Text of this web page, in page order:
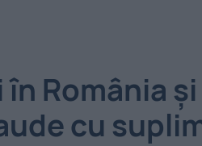
România
cu